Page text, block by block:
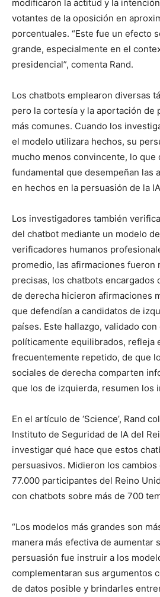
modificaron la actitud y la
votantes de la oposición en
porcentuales. “Este fue un efecto
grande, especialmente en el
presidencial”, comenta Rand.
Los chatbots emplearon diversas
pero la cortesía y la aportación de
más comunes. Cuando los
el modelo utilizara hechos, su
mucho menos convincente, lo que
fundamental que desempeñan las
en hechos en la persuasión de la
Los investigadores también
del chatbot mediante un modelo
verificadores humanos
promedio, las afirmaciones fueron
precisas, los chatbots encargados
de derecha hicieron afirmaciones
que defendían a candidatos de
países. Este hallazgo, validado
políticamente equilibrados, refleja
frecuentemente repetido, de que
sociales de derecha comparten
que los de izquierda, resumen los
En el artículo de ‘Science’, Rand
Instituto de Seguridad de IA del
investigar qué hace que estos
persuasivos. Midieron los
77.000 participantes del Reino
con chatbots sobre más de 700
“Los modelos más grandes son
manera más efectiva de aumentar
persuasión fue instruir a los
complementaran sus argumentos
de datos posible y brindarles